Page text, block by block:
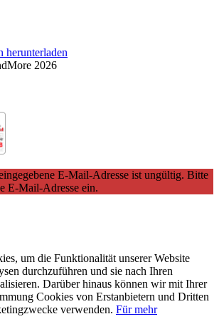
herunterladen
2026
E-Mail-Adresse ist ungültig. Bitte
E-Mail-Adresse ein.
um die Funktionalität unserer Website
durchzuführen und sie nach Ihren
Darüber hinaus können wir mit Ihrer
Cookies von Erstanbietern und Dritten
verwenden. Für mehr